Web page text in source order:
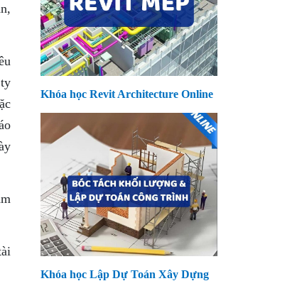
Khóa học Revit Architecture Online
Khóa học Lập Dự Toán Xây Dựng